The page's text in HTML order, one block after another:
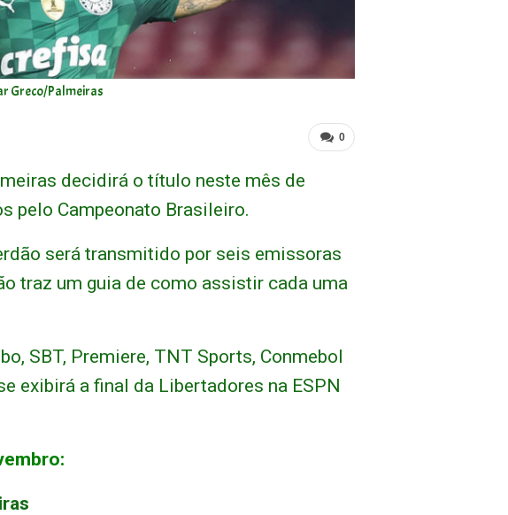
Greco/Palmeiras
0
decidirá o título neste mês de
pelo Campeonato Brasileiro.
será transmitido por seis emissoras
traz um guia de como assistir cada uma
SBT, Premiere, TNT Sports, Conmebol
exibirá a final da Libertadores na ESPN